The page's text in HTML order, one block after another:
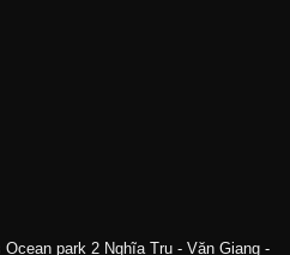
park 2 Nghĩa Trụ - Văn Giang -